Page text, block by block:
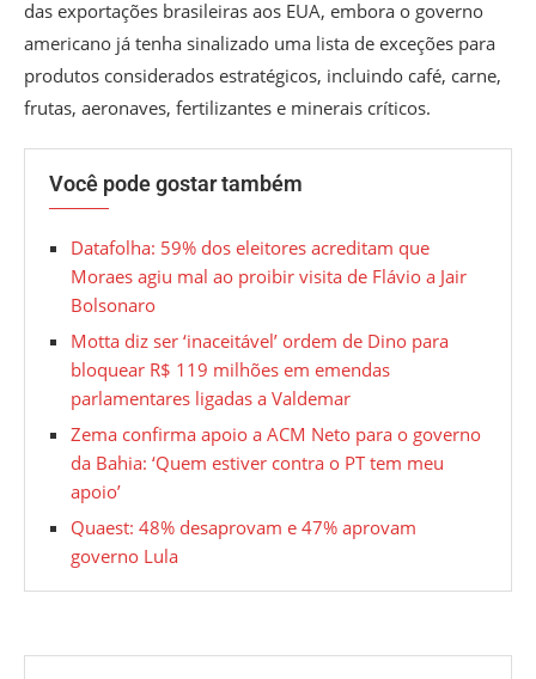
das exportações brasileiras aos EUA, embora o governo
americano já tenha sinalizado uma lista de exceções para
produtos considerados estratégicos, incluindo café, carne,
frutas, aeronaves, fertilizantes e minerais críticos.
Você pode gostar também
Datafolha: 59% dos eleitores acreditam que
Moraes agiu mal ao proibir visita de Flávio a Jair
Bolsonaro
Motta diz ser ‘inaceitável’ ordem de Dino para
bloquear R$ 119 milhões em emendas
parlamentares ligadas a Valdemar
Zema confirma apoio a ACM Neto para o governo
da Bahia: ‘Quem estiver contra o PT tem meu
apoio’
Quaest: 48% desaprovam e 47% aprovam
governo Lula